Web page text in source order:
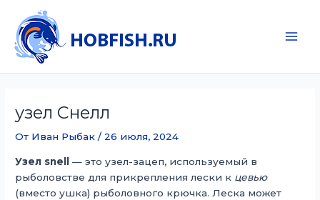
содержимому
узел Снелл
От Иван Рыбак/ 26 июля, 2024
Узел snell
— это узел-зацеп, используемый в
рыболовстве для прикрепления лески к цевью
(вместо ушка) рыболовного крючка. Леска может